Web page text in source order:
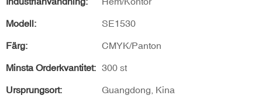
Modell: SE1530
Färg: CMYK/Panton
Minsta Orderkvantitet: 300 st
Ursprungsort: Guangdong, Kina